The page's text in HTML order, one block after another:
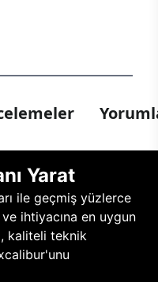
Yarat
ile geçmiş yüzlerce
ihtiyacına en uygun
kaliteli teknik